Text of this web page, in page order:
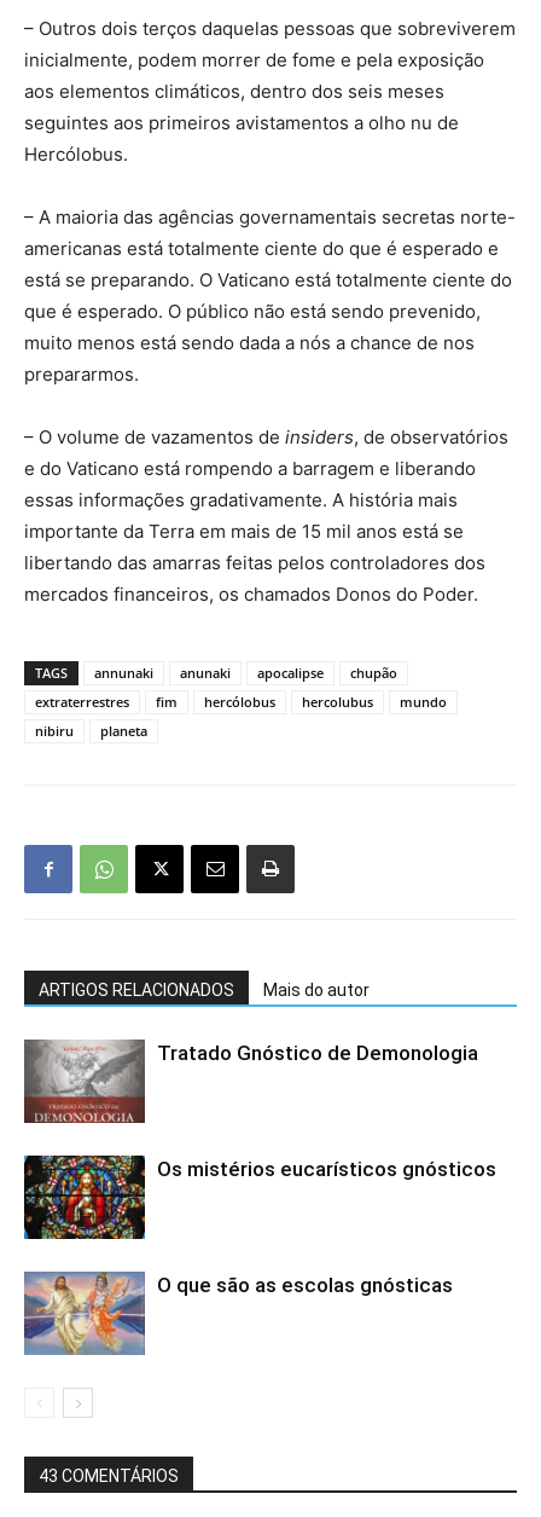
– Outros dois terços daquelas pessoas que sobreviverem
inicialmente, podem morrer de fome e pela exposição
aos elementos climáticos, dentro dos seis meses
seguintes aos primeiros avistamentos a olho nu de
Hercólobus.
– A maioria das agências governamentais secretas norte-
americanas está totalmente ciente do que é esperado e
está se preparando. O Vaticano está totalmente ciente do
que é esperado. O público não está sendo prevenido,
muito menos está sendo dada a nós a chance de nos
prepararmos.
– O volume de vazamentos de insiders, de observatórios
e do Vaticano está rompendo a barragem e liberando
essas informações gradativamente. A história mais
importante da Terra em mais de 15 mil anos está se
libertando das amarras feitas pelos controladores dos
mercados financeiros, os chamados Donos do Poder.
TAGS annunaki anunaki apocalipse
chupão
extraterrestres
fim hercólobus hercolubus
mundo
nibiru
planeta
ARTIGOS RELACIONADOS Mais do autor
Tratado Gnóstico de Demonologia
Os mistérios eucarísticos gnósticos
O que são as escolas gnósticas
43 COMENTÁRIOS